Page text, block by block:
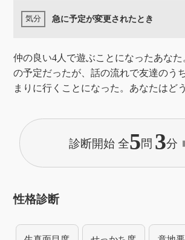
急に予定が変更されたとき
仲の良い4人で遊ぶことになったあな
の予定だったが、話の流れで友達のう
まりに行くことになった。あなたはど
診断開始 全5問 3分
性格診断